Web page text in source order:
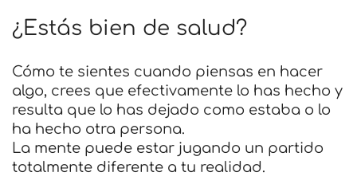
¿Estás bien de salud?
Cómo te sientes cuando piensas en hacer
algo, crees que efectivamente lo has hecho y
resulta que lo has dejado como estaba o lo
ha hecho otra persona.
La mente puede estar jugando un partido
totalmente diferente a tu realidad.